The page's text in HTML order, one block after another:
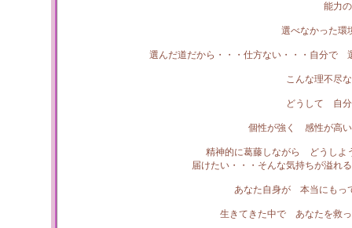
能力
選べなかった
選んだ道だから・・・仕方ない・・・自分
こんな理不尽
どうして 自分
個性が強く 感性が高
精神的に葛藤しながら どうしよ
届けたい・・・そんな気持ちが溢れ
あなた自身が 本当にもっ
生きてきた中で あなたを救